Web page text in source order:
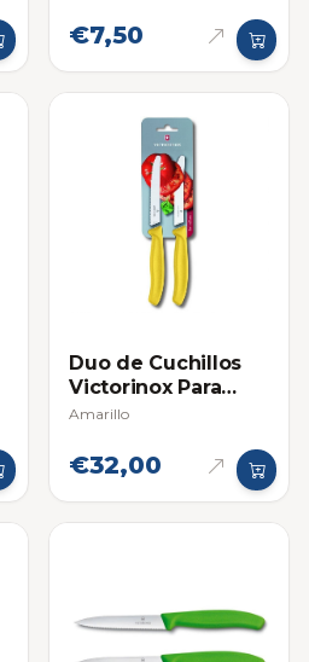
€7,50
Duo de Cuchillos
Victorinox Para
Tomate
Amarillo
€32,00